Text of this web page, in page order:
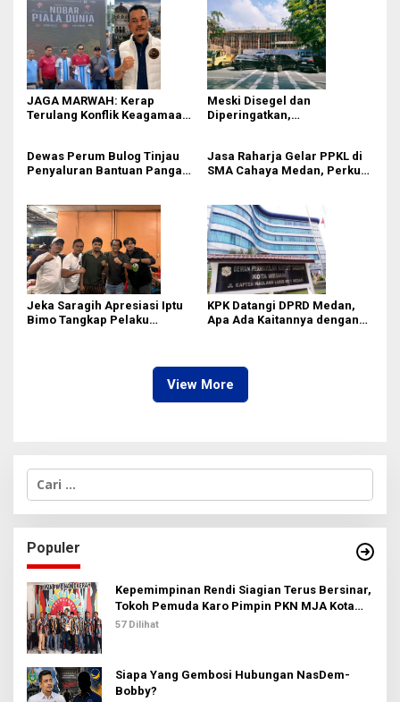
JAGA MARWAH: Kerap
Terulang Konflik Keagamaan,
Meski Disegel dan
Diperingatkan,
Medan
Dewas Perum Bulog Tinjau
Penyaluran Bantuan Pangan
Jasa Raharja Gelar PPKL di
SMA Cahaya Medan, Perkuat
Pelajar
Jeka Saragih Apresiasi Iptu
Bimo Tangkap Pelaku
KPK Datangi DPRD Medan,
Apa Ada Kaitannya dengan
View More
C
i
u
n
t
u
k
:
Populer
Kepemimpinan Rendi Siagian Terus Bersinar,
Tokoh Pemuda Karo Pimpin PKN MJA Kota
Medan
57 Dilihat
Siapa Yang Gembosi Hubungan NasDem-
Bobby?